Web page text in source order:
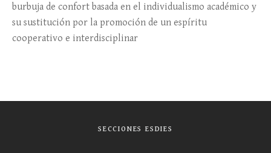
burbuja de confort basada en el individualismo académico y
su sustitución por la promoción de un espíritu
cooperativo e interdisciplinar
SECCIONES ESDIES